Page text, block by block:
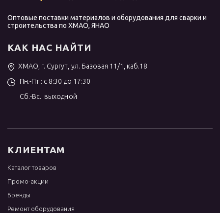
Оптовые поставки материалов и оборудования для сварки и
строительства по ХМАО, ЯНАО
КАК НАС НАЙТИ
ХМАО, г. Сургут, ул. Базовая 11/1, каб.18
Пн.-Пт.: с 8:30 до 17:30
Сб.-Вс.: выходной
КЛИЕНТАМ
Каталог товаров
Промо-акции
Бренды
Ремонт оборудования